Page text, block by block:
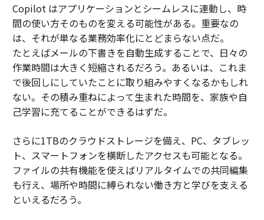
Copilot はアプリケーションとシームレスに連動し、時
間の使い方そのものを変える可能性がある。重要なの
は、それが単なる業務効率化にとどまらない点だ。
たとえばメールの下書きを自動生成することで、日々の
作業時間は大きく短縮されるだろう。あるいは、これま
で後回しにしていたことに取り組みやすくなるかもしれ
ない。その積み重ねによって生まれた時間を、家族や自
己学習に充てることができるはずだ。
さらに1TBのクラウドストレージを備え、PC、タブレッ
ト、スマートフォンを横断したアクセスも可能となる。
ファイルの共有機能を使えばリアルタイムでの共同編集
も行え、場所や時間に縛られない働き方と学びを支える
といえるだろう。